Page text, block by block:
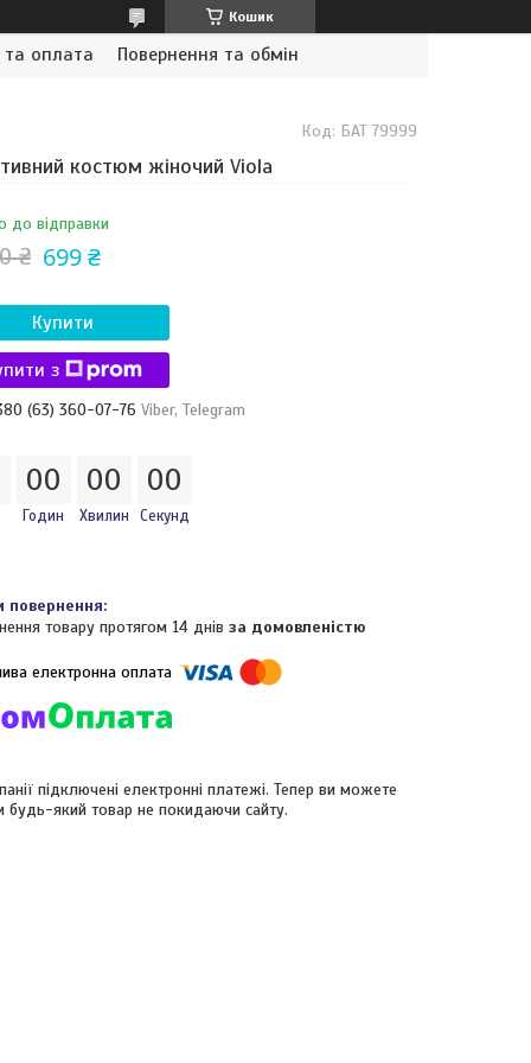
Кошик
оплата Повернення та обмін
костюм жіночий Viola
до відправки
Код: БАТ 79999
₴ 699 ₴
Купити
з
(63) 360-07-76 Viber, Telegram
00
Годин
00
Хвилин
00
Секунд
товару протягом 14 днів за домовленістю
підключені електронні платежі. Тепер ви можете
будь-який товар не покидаючи сайту.